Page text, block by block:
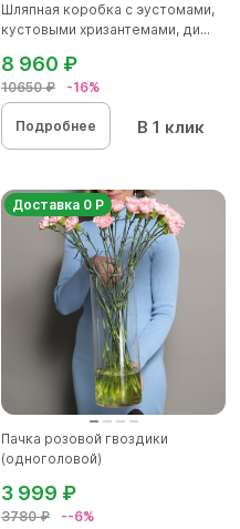
Шляпная коробка с эустомами,
кустовыми хризантемами, ди...
10650 ₽ -16%
8 960 ₽
Подробнее В 1 клик
Доставка 0 Р
Пачка розовой гвоздики
(одноголовой)
3780 ₽ --6%
3 999 ₽